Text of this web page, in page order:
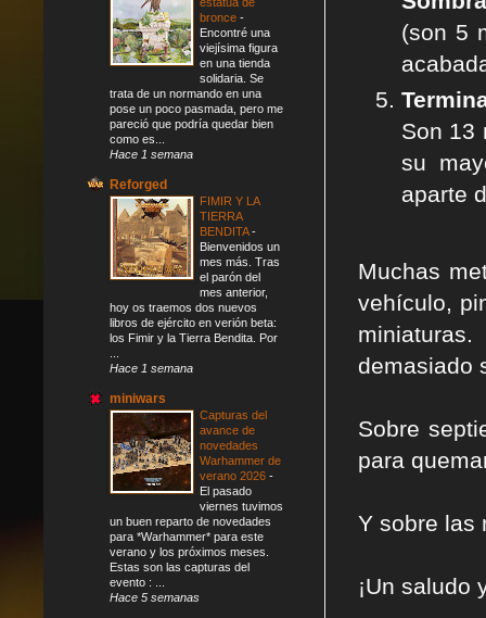
(son 5
Son 13
su
aparte
Muchas
vehículo,
demasiado
Sobre
para
Y sobre las
¡Un saludo
bronce -
Encontré una
viejísima figura
en una tienda
solidaria. Se
trata de un normando en una
pose un poco pasmada, pero me
pareció que podría quedar bien
como es...
Hace 1 semana
Reforged
FIMIR Y LA
TIERRA
BENDITA-
Bienvenidos un
mes más. Tras
el parón del
mes anterior,
hoy os traemos dos nuevos
libros de ejército en verión beta:
los Fimir y la Tierra Bendita. Por
Hace 1 semana
miniwars
Capturas del
avance de
novedades
Warhammer de
verano 2026 -
El pasado
viernes tuvimos
un buen reparto de novedades
para *Warhammer* para este
verano y los próximos meses.
Estas son las capturas del
evento : ...
Hace 5 semanas